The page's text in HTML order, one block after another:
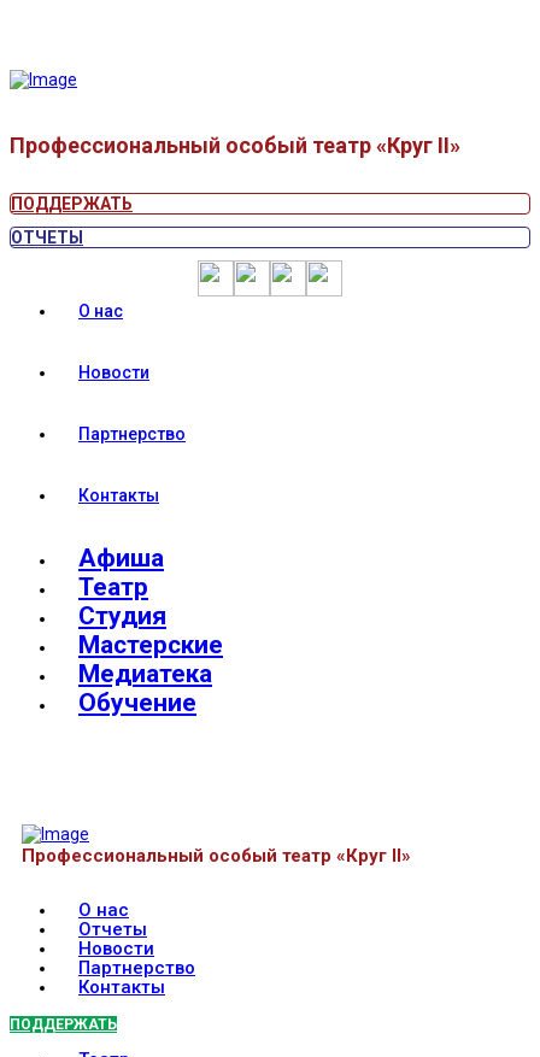
Профессиональный особый театр «Круг II»
ПОДДЕРЖАТЬ
ОТЧЕТЫ
О нас
Новости
Партнерство
Контакты
Афиша
Театр
Студия
Мастерские
Медиатека
Обучение
Профессиональный особый театр «Круг II»
О нас
Отчеты
Новости
Партнерство
Контакты
ПОДДЕРЖАТЬ